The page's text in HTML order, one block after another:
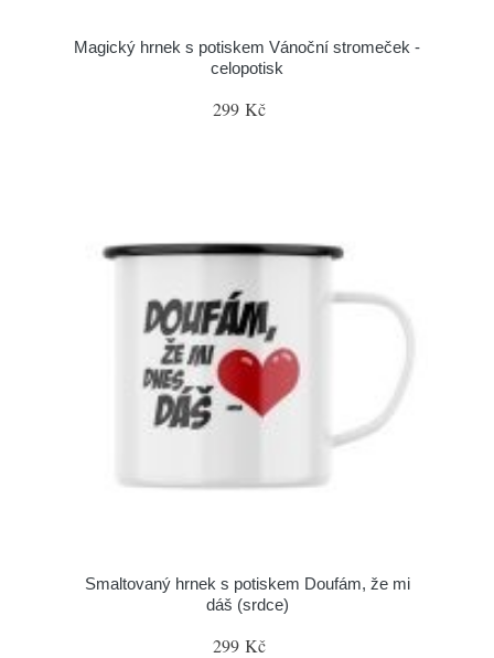
Magický hrnek s potiskem Vánoční stromeček -
celopotisk
299 Kč
Smaltovaný hrnek s potiskem Doufám, že mi
dáš (srdce)
299 Kč